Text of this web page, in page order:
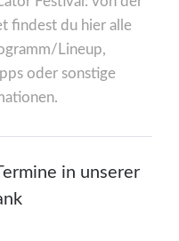
findest du hier alle
Lineup,
oder sonstige
in unserer